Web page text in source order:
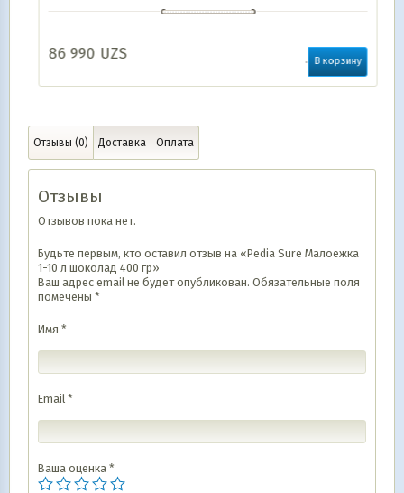
86 990UZS В корзину
Отзывы (0) Доставка Оплата
Отзывы
Отзывов пока нет.
Будьте первым, кто оставил отзыв на «Pedia Sure Малоежка
1-10 л шоколад 400 гр»
Ваш адрес email не будет опубликован. Обязательные поля
помечены *
Имя *
Email *
Ваша оценка *